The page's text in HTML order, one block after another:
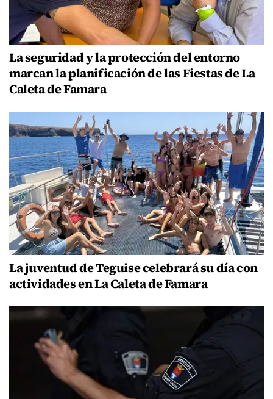
La seguridad y la protección del entorno
marcan la planificación de las Fiestas de La
Caleta de Famara
La juventud de Teguise celebrará su día con
actividades en La Caleta de Famara